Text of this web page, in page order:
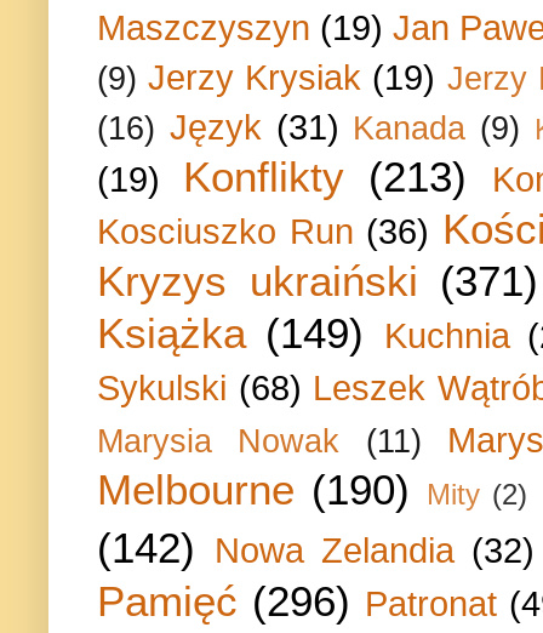
Maszczyszyn (19) Jan
(9) Jerzy Krysiak (19) Jerzy
(16) Język (31) Kanada (9)
(19) Konflikty (213)
Kosciuszko Run (36)
Kryzys ukraiński (371)
Książka (149) Kuchnia
Sykulski (68) Leszek
Marysia Nowak (11)
Melbourne (190) Mity (2)
(142) Nowa Zelandia (32)
Pamięć (296) Patronat